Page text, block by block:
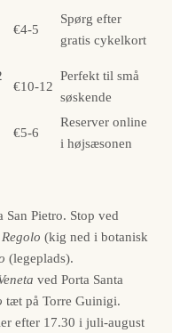
€4-5
Spørg efter
gratis cykelkort
€10-12
Perfekt til små
søskende
€5-6
Reserver online
i højsæsonen
San Pietro. Stop ved
(kig ned i botanisk
(legeplads).
ved Porta Santa
tæt på Torre Guinigi.
efter 17.30 i juli-august